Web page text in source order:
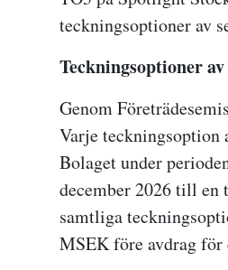
teckningsoptioner av
Teckningsoptioner
Genom
Varje
Bolaget under
december 2026 till
samtliga
MSEK före avdrag